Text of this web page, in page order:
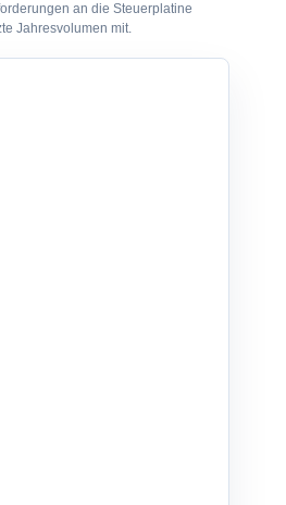
an die Steuerplatine
Jahresvolumen mit.